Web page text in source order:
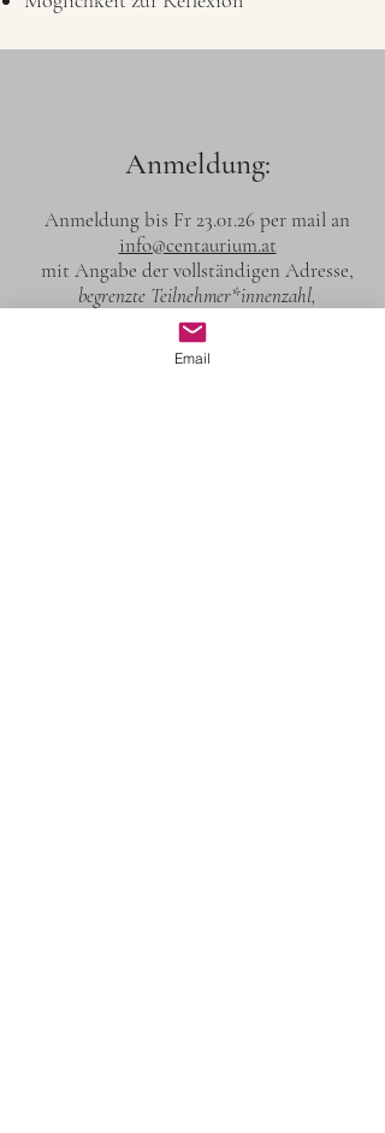
Anmeldung:
Anmeldung bis Fr 23.01.26 per mail an
info@centaurium.at
mit Angabe der vollständigen Adresse,
begrenzte Teilnehmer*innenzahl,
Stornobedingungen s. Impressum.
Email